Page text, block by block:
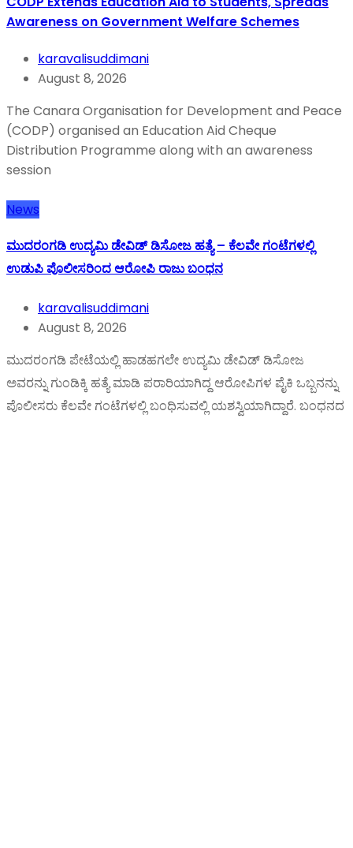
Awareness on Government Welfare Schemes
karavalisuddimani
August 8, 2026
The Canara Organisation for Development and Peace
(CODP) organised an Education Aid Cheque
Distribution Programme along with an awareness
session
News
ಮುದರಂಗಡಿ ಉದ್ಯಮಿ ಡೇವಿಡ್ ಡಿಸೋಜ ಹತ್ಯೆ – ಕೆಲವೇ ಗಂಟೆಗಳಲ್ಲಿ
ಉಡುಪಿ ಪೊಲೀಸರಿಂದ ಆರೋಪಿ ರಾಜು ಬಂಧನ
karavalisuddimani
August 8, 2026
ಮುದರಂಗಡಿ ಪೇಟೆಯಲ್ಲಿ ಹಾಡಹಗಲೇ ಉದ್ಯಮಿ ಡೇವಿಡ್ ಡಿಸೋಜ
ಅವರನ್ನು ಗುಂಡಿಕ್ಕಿ ಹತ್ಯೆ ಮಾಡಿ ಪರಾರಿಯಾಗಿದ್ದ ಆರೋಪಿಗಳ ಪೈಕಿ ಒಬ್ಬನನ್ನು
ಪೊಲೀಸರು ಕೆಲವೇ ಗಂಟೆಗಳಲ್ಲಿ ಬಂಧಿಸುವಲ್ಲಿ ಯಶಸ್ವಿಯಾಗಿದ್ದಾರೆ. ಬಂಧನದ